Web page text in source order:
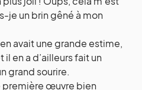
je un brin gêné à mon
avait une grande estime,
en a d’ailleurs fait un
grand sourire.
œuvre bien